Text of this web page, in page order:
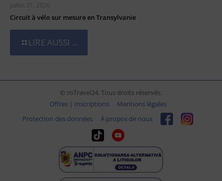
juillet 31, 2026
Circuit à vélo sur mesure en Transylvanie
LIRE AUSSI ...
© roTravel24. Tous droits réservés.
Offres | Inscriptions
Mentions légales
Protection des données
À propos de nous